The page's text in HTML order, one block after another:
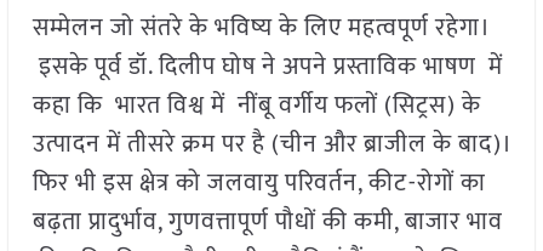
सम्मेलन जो संतरे के भविष्य के लिए महत्वपूर्ण रहेगा।
इसके पूर्व डॉ. दिलीप घोष ने अपने प्रस्ताविक भाषण में
कहा कि भारत विश्व में नींबू वर्गीय फलों (सिट्रस) के
उत्पादन में तीसरे क्रम पर है (चीन और ब्राजील के बाद)।
फिर भी इस क्षेत्र को जलवायु परिवर्तन, कीट-रोगों का
बढ़ता प्रादुर्भाव, गुणवत्तापूर्ण पौधों की कमी, बाजार भाव